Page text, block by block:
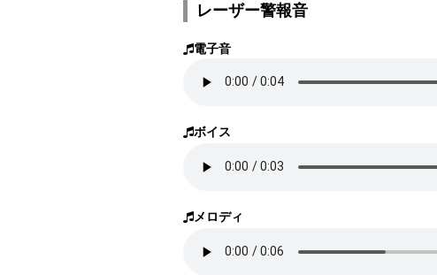
レーザー警報音
電子音
ボイス
メロディ